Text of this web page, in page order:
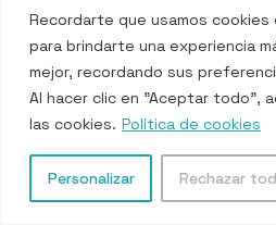
Recordarte que usamos
para brindarte una experiencia
mejor, recordando sus
Al hacer clic en "Aceptar todo",
las cookies. Política de cookies
Personalizar Rechazar
Devolución de una compra
Productos dañados o
ParaImperium Storela calidad
brindan nuestros proveedores
proveedores realizan una
todos sus productos en